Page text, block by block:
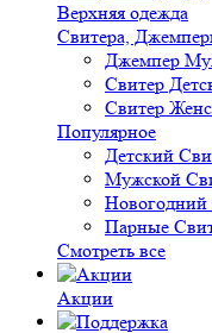
Верхняя одежда
Свитера,
Джемпер
Свитер
Свитер
Популярное
Детский
Мужской
Новогодний
Парные
Смотреть все
Акции